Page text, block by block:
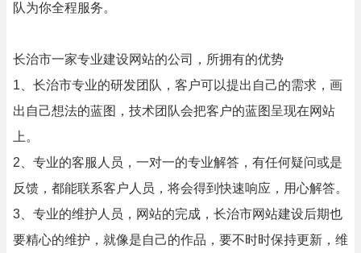
队为你全程服务。
长治市一家专业建设网站的公司，所拥有的优势
1、长治市专业的研发团队，客户可以提出自己的需求，画
出自己想法的蓝图，技术团队会把客户的蓝图呈现在网站
上。
2、专业的客服人员，一对一的专业解答，有任何疑问或是
反馈，都能联系客户人员，将会得到快速响应，用心解答。
3、专业的维护人员，网站的完成，长治市网站建设后期也
要精心的维护，就像是自己的作品，要不时时保持更新，维